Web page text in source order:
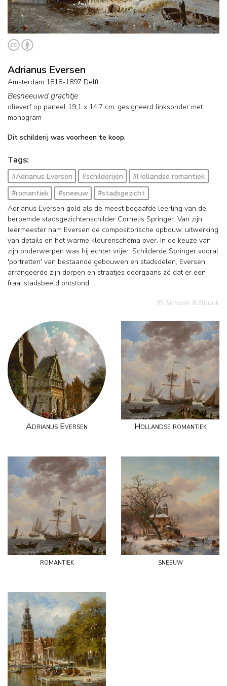
Adrianus Eversen
Amsterdam 1818-1897 Delft
Besneeuwd grachtje
olieverf op paneel 19,1 x 14,7 cm, gesigneerd linksonder met
monogram
Dit schilderij was voorheen te koop.
Tags:
#Adrianus Eversen #schilderijen
#Hollandse romantiek
#romantiek
#sneeuw
#stadsgezicht
Adrianus Eversen gold als de meest begaafde leerling van de
beroemde stadsgezichtenschilder Cornelis Springer. Van zijn
leermeester nam Eversen de compositorische opbouw, uitwerking
van details en het warme kleurenschema over. In de keuze van
zijn onderwerpen was hij echter vrijer. Schilderde Springer vooral
'portretten' van bestaande gebouwen en stadsdelen, Eversen
arrangeerde zijn dorpen en straatjes doorgaans zó dat er een
fraai stadsbeeld ontstond.
© Simonis & Buunk
Adrianus Eversen Hollandse romantiek
romantiek sneeuw